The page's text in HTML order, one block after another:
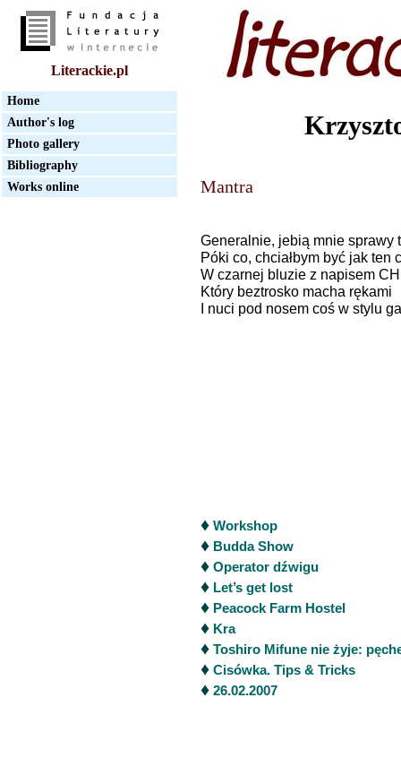
Literackie.pl
Home
Author's log
Photo gallery
Bibliography
Works online
Mantra
Generalnie, jebią mnie sprawy
Póki co, chciałbym być jak ten
W czarnej bluzie z napisem
Który beztrosko macha rękami
I nuci pod nosem coś w stylu
♦ Workshop
♦ Budda Show
♦ Operator dźwigu
♦ Let’s get lost
♦ Peacock Farm Hostel
♦ Kra
♦ Toshiro Mifune nie żyje:
♦ Cisówka. Tips & Tricks
♦ 26.02.2007